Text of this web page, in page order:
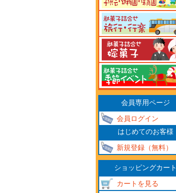
会員専用ページ
会員ログイン
はじめてのお客様
新規登録（無料）
ショッピングカート
カートを見る